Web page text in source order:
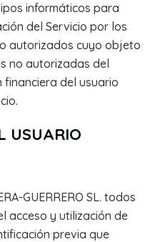
informáticos para
del Servicio por los
autorizados cuyo objeto
no autorizadas del
del usuario
USUARIO
GUERRERO SL. todos
acceso y utilización de
previa que